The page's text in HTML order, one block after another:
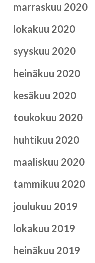
marraskuu 2020
lokakuu 2020
syyskuu 2020
heinäkuu 2020
kesäkuu 2020
toukokuu 2020
huhtikuu 2020
maaliskuu 2020
tammikuu 2020
joulukuu 2019
lokakuu 2019
heinäkuu 2019